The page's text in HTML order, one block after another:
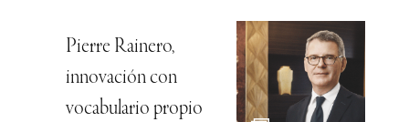
Pierre Rainero,
innovación con
vocabulario propio